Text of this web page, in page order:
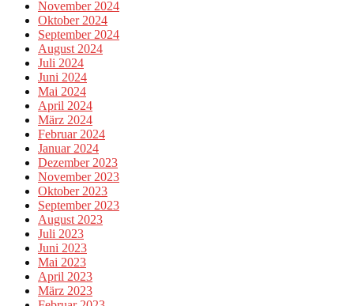
November 2024
Oktober 2024
September 2024
August 2024
Juli 2024
Juni 2024
Mai 2024
April 2024
März 2024
Februar 2024
Januar 2024
Dezember 2023
November 2023
Oktober 2023
September 2023
August 2023
Juli 2023
Juni 2023
Mai 2023
April 2023
März 2023